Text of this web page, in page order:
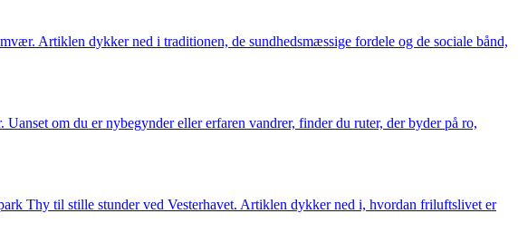
Artiklen dykker ned i traditionen, de sundhedsmæssige fordele og de sociale bånd,
om du er nybegynder eller erfaren vandrer, finder du ruter, der byder på ro,
Thy til stille stunder ved Vesterhavet. Artiklen dykker ned i, hvordan friluftslivet er